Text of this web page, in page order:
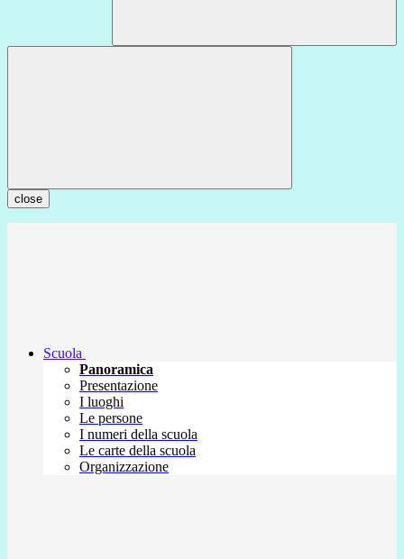
close
Scuola
Panoramica
Presentazione
I luoghi
Le persone
I numeri della scuola
Le carte della scuola
Organizzazione